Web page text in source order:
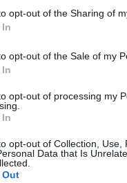
opt-out of the Sharing of
opt-out of the Sale of my
opt-out of processing my
opt-out of Collection, Use,
Data that Is
Mobile Internet με
08/08/2026